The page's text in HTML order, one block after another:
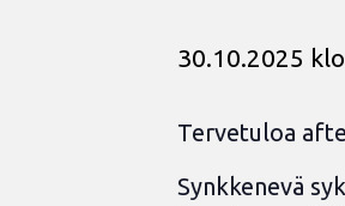
30.10.2025
Tervetuloa
Synkkenevä